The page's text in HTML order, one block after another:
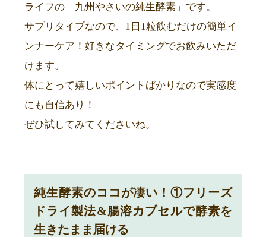
ライフの「九州やさいの純生酵素」です。
サプリタイプなので、1日1粒飲むだけの簡単イ
ンナーケア！好きなタイミングでお飲みいただ
けます。
体にとって嬉しいポイントばかりなので実感度
にも自信あり！
ぜひ試してみてくださいね。
純生酵素のココが凄い！①フリーズ
ドライ製法&腸溶カプセルで酵素を
生きたまま届ける